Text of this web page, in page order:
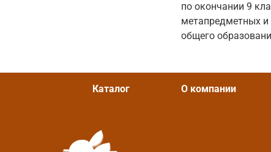
по окончании 9
метапредметных и
общего
Каталог О компании